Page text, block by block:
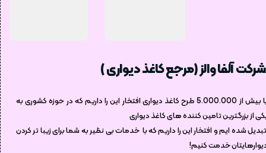
شرکت آلفا والز (مرجع کاغذ دیواری )
با بیش از 5.000.000 طرح کاغذ دیواری افتخار این را داریم که در حوزه کشوری به
از بزرگترین تامین کننده های کاغذ دیواری
شده ایم و افتخار این را داریم که با خدمات بی نظیر به شما برای زیبا تر کردن
خدمت کنیم!